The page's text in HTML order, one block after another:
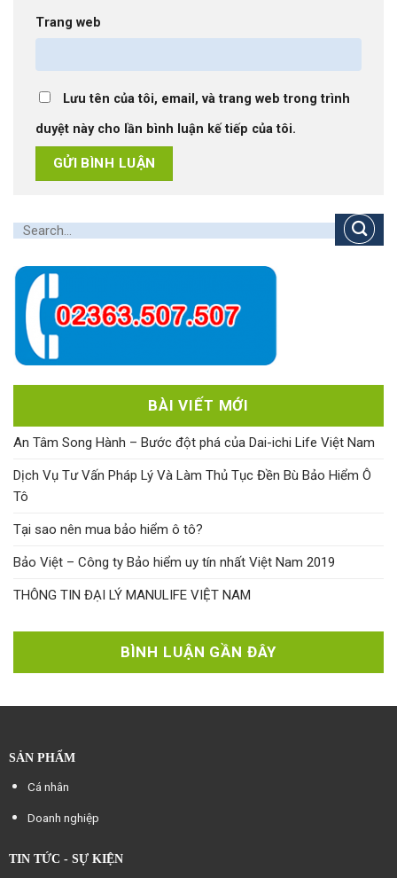
Trang web
Lưu tên của tôi, email, và trang web trong trình
duyệt này cho lần bình luận kế tiếp của tôi.
BÀI VIẾT MỚI
An Tâm Song Hành – Bước đột phá của Dai-ichi Life Việt Nam
Dịch Vụ Tư Vấn Pháp Lý Và Làm Thủ Tục Đền Bù Bảo Hiểm Ô
Tô
Tại sao nên mua bảo hiểm ô tô?
Bảo Việt – Công ty Bảo hiểm uy tín nhất Việt Nam 2019
THÔNG TIN ĐẠI LÝ MANULIFE VIỆT NAM
BÌNH LUẬN GẦN ĐÂY
SẢN PHẨM
Cá nhân
Doanh nghiệp
TIN TỨC - SỰ KIỆN